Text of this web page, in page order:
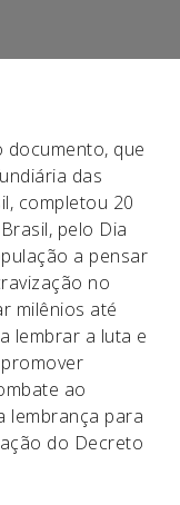
documento, que
das
completou 20
pelo Dia
a pensar
no
milênios até
lembrar a luta e
ao
lembrança para
do Decreto